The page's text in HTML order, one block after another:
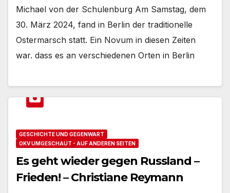
Michael von der Schulenburg Am Samstag, dem
30. März 2024, fand in Berlin der traditionelle
Ostermarsch statt. Ein Novum in diesen Zeiten
war. dass es an verschiedenen Orten in Berlin
GESCHICHTE UND GEGENWART
OKV UMGESCHAUT - AUF ANDEREN SEITEN
Es geht wieder gegen Russland –
Frieden! – Christiane Reymann